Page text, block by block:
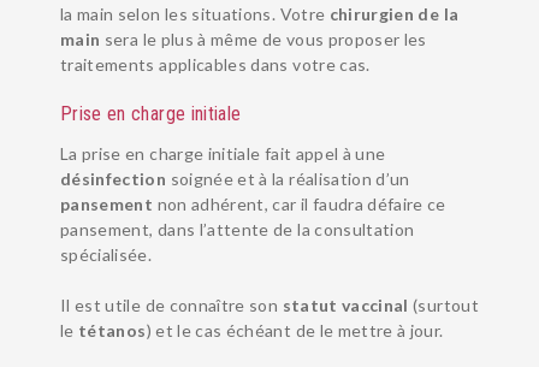
la main selon les situations. Votre chirurgien de la
main sera le plus à même de vous proposer les
traitements applicables dans votre cas.
Prise en charge initiale
La prise en charge initiale fait appel à une
désinfection soignée et à la réalisation d’un
pansement non adhérent, car il faudra défaire ce
pansement, dans l’attente de la consultation
spécialisée.
Il est utile de connaître son statut vaccinal (surtout
le tétanos) et le cas échéant de le mettre à jour.